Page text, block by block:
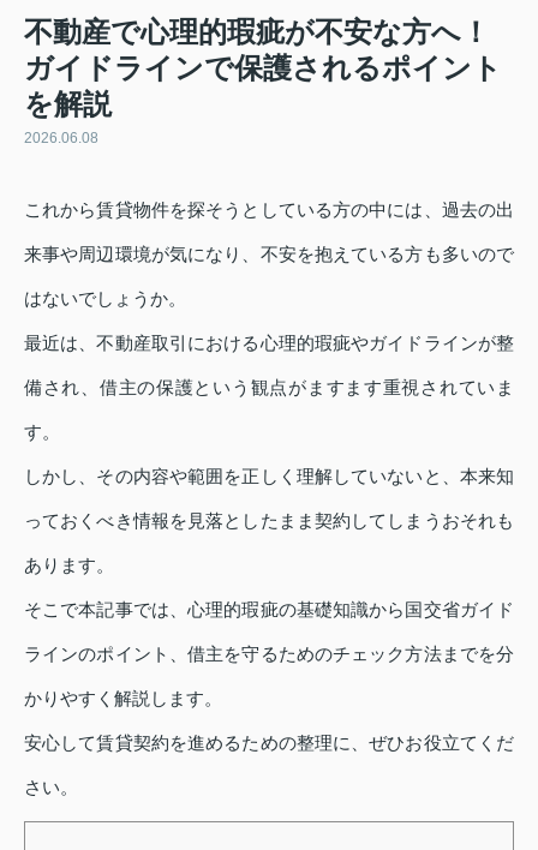
不動産で心理的瑕疵が不安な方へ！
ガイドラインで保護されるポイント
を解説
2026.06.08
これから賃貸物件を探そうとしている方の中には、過去の出
来事や周辺環境が気になり、不安を抱えている方も多いので
はないでしょうか。
最近は、不動産取引における心理的瑕疵やガイドラインが整
備され、借主の保護という観点がますます重視されていま
す。
しかし、その内容や範囲を正しく理解していないと、本来知
っておくべき情報を見落としたまま契約してしまうおそれも
あります。
そこで本記事では、心理的瑕疵の基礎知識から国交省ガイド
ラインのポイント、借主を守るためのチェック方法までを分
かりやすく解説します。
安心して賃貸契約を進めるための整理に、ぜひお役立てくだ
さい。